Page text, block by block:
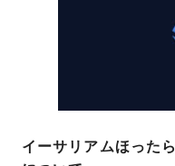
イーサリアムほった